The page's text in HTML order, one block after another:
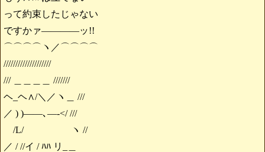
って約束したじゃない
ですかァ――――ッ!!
⌒⌒⌒⌒ヽ／⌒⌒⌒⌒
////////////////////
/// ＿＿＿＿ ///////
ヘ_ヘ∧/＼／ヽ＿ ///
／ ) )――､―-</ ///
/L/ ヽ //
／ / //イ / ﾊﾊ リ_＿